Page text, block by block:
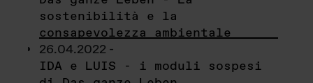
sostenibilità e la
consapevolezza ambientale
26.04.2022 -
IDA e LUIS - i moduli sospesi